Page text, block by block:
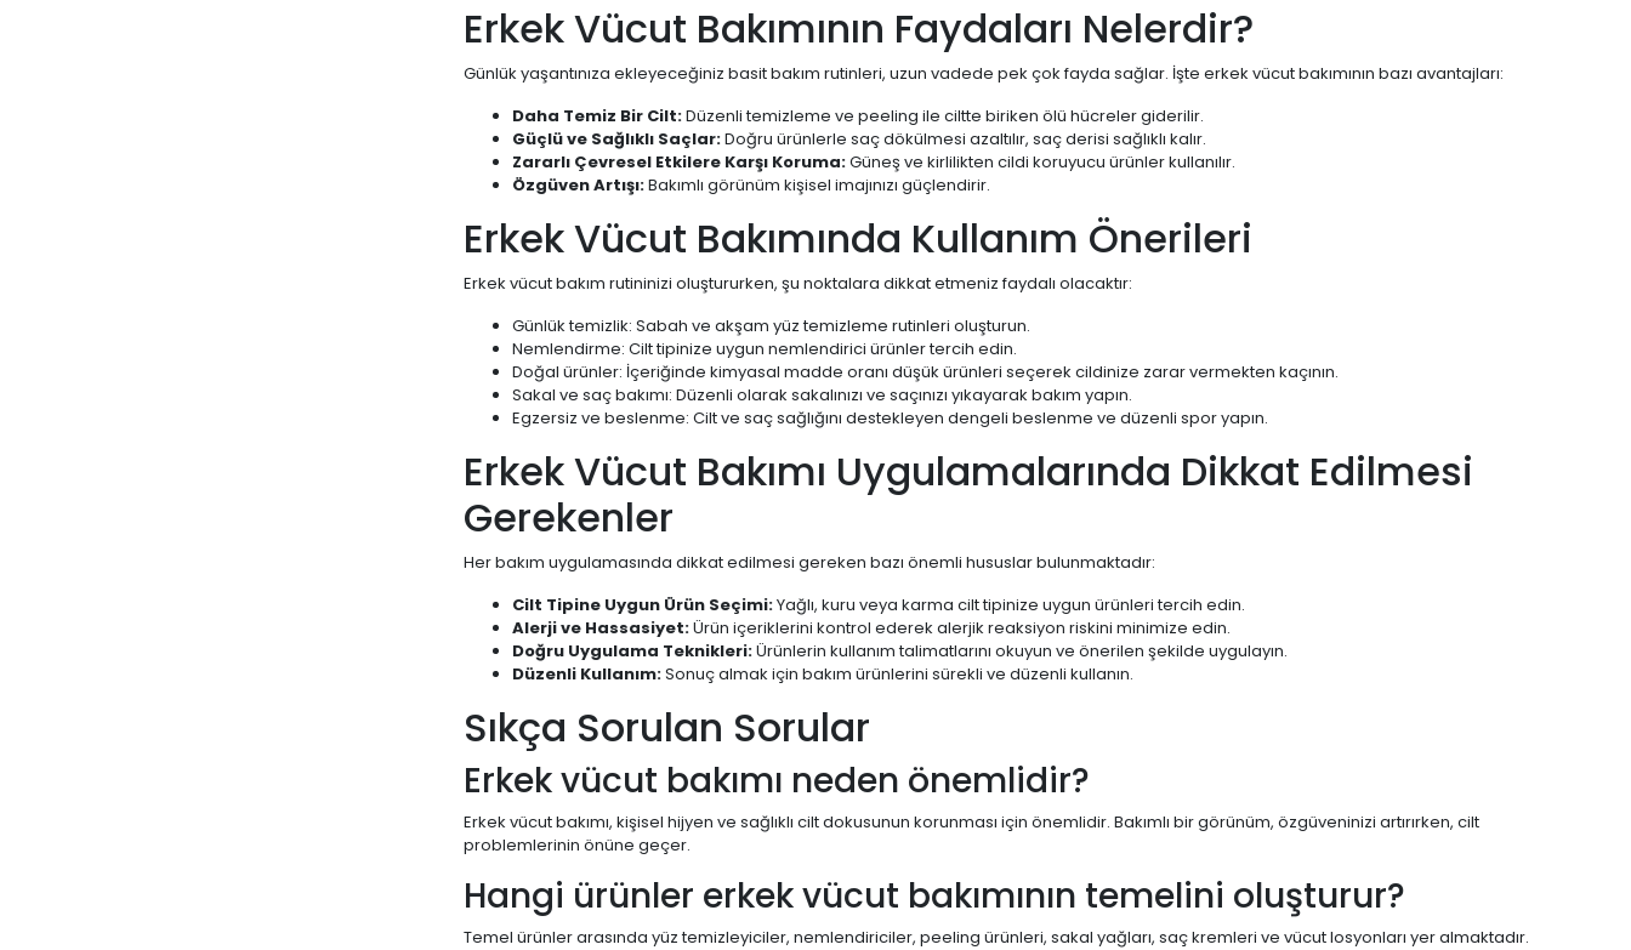
Erkek Vücut Bakımının Faydaları Nelerdir?
Günlük yaşantınıza ekleyeceğiniz basit bakım rutinleri, uzun vadede pek çok fayda sağlar. İşte erkek vücut bakımının bazı avantajları:
Daha Temiz Bir Cilt:Düzenli temizleme ve peeling ile ciltte biriken ölü hücreler giderilir.
Güçlü ve Sağlıklı Saçlar:Doğru ürünlerle saç dökülmesi azaltılır, saç derisi sağlıklı kalır.
Zararlı Çevresel Etkilere Karşı Koruma:Güneş ve kirlilikten cildi koruyucu ürünler kullanılır.
Özgüven Artışı:Bakımlı görünüm kişisel imajınızı güçlendirir.
Erkek Vücut Bakımında Kullanım Önerileri
Erkek vücut bakım rutininizi oluştururken, şu noktalara dikkat etmeniz faydalı olacaktır:
Günlük temizlik: Sabah ve akşam yüz temizleme rutinleri oluşturun.
Nemlendirme: Cilt tipinize uygun nemlendirici ürünler tercih edin.
Doğal ürünler: İçeriğinde kimyasal madde oranı düşük ürünleri seçerek cildinize zarar vermekten kaçının.
Sakal ve saç bakımı: Düzenli olarak sakalınızı ve saçınızı yıkayarak bakım yapın.
Egzersiz ve beslenme: Cilt ve saç sağlığını destekleyen dengeli beslenme ve düzenli spor yapın.
Erkek Vücut Bakımı Uygulamalarında Dikkat Edilmesi
Gerekenler
Her bakım uygulamasında dikkat edilmesi gereken bazı önemli hususlar bulunmaktadır:
Cilt Tipine Uygun Ürün Seçimi:Yağlı, kuru veya karma cilt tipinize uygun ürünleri tercih edin.
Alerji ve Hassasiyet:Ürün içeriklerini kontrol ederek alerjik reaksiyon riskini minimize edin.
Doğru Uygulama Teknikleri:Ürünlerin kullanım talimatlarını okuyun ve önerilen şekilde uygulayın.
Düzenli Kullanım:Sonuç almak için bakım ürünlerini sürekli ve düzenli kullanın.
Sıkça Sorulan Sorular
Erkek vücut bakımı neden önemlidir?
Erkek vücut bakımı, kişisel hijyen ve sağlıklı cilt dokusunun korunması için önemlidir. Bakımlı bir görünüm, özgüveninizi artırırken, cilt
problemlerinin önüne geçer.
Hangi ürünler erkek vücut bakımının temelini oluşturur?
Temel ürünler arasında yüz temizleyiciler, nemlendiriciler, peeling ürünleri, sakal yağları, saç kremleri ve vücut losyonları yer almaktadır.